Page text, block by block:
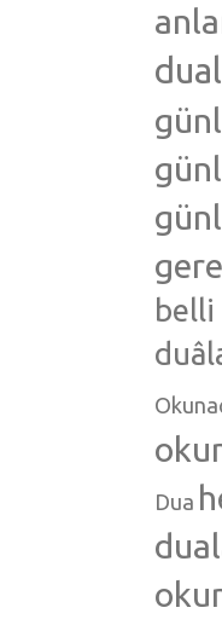
belli
Dua